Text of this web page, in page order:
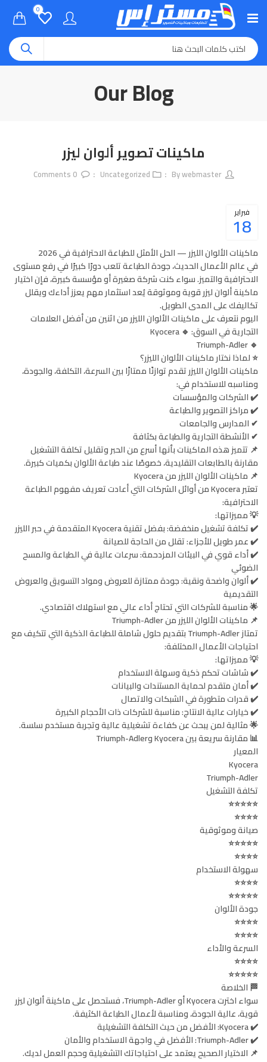
0
Our Blog
ماكينات تصوير ألوان ليزر
By
webmaster
Uncategorized
0
18
فبراير
ماكينات الألوان الليزر — الحل الأمثل للطباعة الاحترافية في 2026
في عالم الأعمال الحديث، جودة الطباعة تلعب دورًا كبيرًا في رفع مستوى
الاحترافية والتميز. سواء كنت شركة صغيرة أو مؤسسة كبيرة، فإن اختيار
ماكينة ألوان ليزر قوية وموثوقة يُعد استثمار مهم يعزز أداءك ويقلل
تكاليفك على المدى الطويل.
اليوم نتعرف على ماكينات الألوان الليزر من اثنين من أفضل العلامات
التجارية في السوق: 🔹 Kyocera
🔹 Triumph-Adler
⭐️ لماذا نختار ماكينات الألوان الليزر؟
ماكينات الألوان الليزر تقدم توازنًا ممتازًا بين السرعة، التكلفة، والجودة،
ومناسبه للاستخدام في:
✔️ الشركات والمؤسسات
✔️ مراكز التصوير والطباعة
✔ المدارس والجامعات
✔ الأنشطة التجارية والطباعة بكثافة
📌 تتميز هذه الماكينات بأنها أسرع من الحبر وتقليل تكلفة التشغيل
مقارنة بالطابعات التقليدية، خصوصًا عند طباعة الألوان بكميات كبيرة.
📌 ماكينات الألوان الليزر من Kyocera
تعتبر Kyocera من أوائل الشركات التي أعادت تعريف مفهوم الطباعة
الاحترافية:
💡 مميزاتها:
✔️ تكلفة تشغيل منخفضة: بفضل تقنية Kyocera المتقدمة في حبر الليزر
✔️ عمر طويل للأجزاء: تقلل من الحاجة للصيانة
✔️ أداء قوي في البيئات المزدحمة: سرعات عالية في الطباعة والمسح
الضوئي
✔️ ألوان واضحة ونقية: جودة ممتازة للعروض ومواد التسويق والعروض
التقديمية
🌟 مناسبة للشركات التي تحتاج أداء عالي مع استهلاك اقتصادي.
📌 ماكينات الألوان الليزر من Triumph-Adler
تمتاز Triumph-Adler بتقديم حلول شاملة للطباعة الذكية التي تتكيف مع
احتياجات الأعمال المختلفة:
💡 مميزاتها:
✔️ شاشات تحكم ذكية وسهلة الاستخدام
✔️ أمان متقدم لحماية المستندات والبيانات
✔️ قدرات متطورة في الشبكات والاتصال
✔️ خيارات عالية الانتاج: مناسبة للشركات ذات الأحجام الكبيرة
🌟 مثالية لمن يبحث عن كفاءة تشغيلية عالية وتجربة مستخدم سلسة.
📊 مقارنة سريعة بين Kyocera وTriumph-Adler
المعيار
Kyocera
Triumph-Adler
تكلفة التشغيل
⭐⭐⭐⭐⭐
⭐⭐⭐⭐
صيانة وموثوقية
⭐⭐⭐⭐⭐
⭐⭐⭐⭐
سهولة الاستخدام
⭐⭐⭐⭐
⭐⭐⭐⭐⭐
جودة الألوان
⭐⭐⭐⭐
⭐⭐⭐⭐
السرعة والأداء
⭐⭐⭐⭐
⭐⭐⭐⭐⭐
🏁 الخلاصة
سواء اخترت Kyocera أو Triumph-Adler، فستحصل على ماكينة ألوان ليزر
قوية، عالية الجودة، ومناسبة لأعمال الطباعة الكثيفة.
✔️ Kyocera: الأفضل من حيث التكلفة التشغيلية
✔️ Triumph-Adler: الأفضل في واجهة الاستخدام والأمان
📌 الاختيار الصحيح يعتمد على احتياجاتك التشغيلية وحجم العمل لديك.